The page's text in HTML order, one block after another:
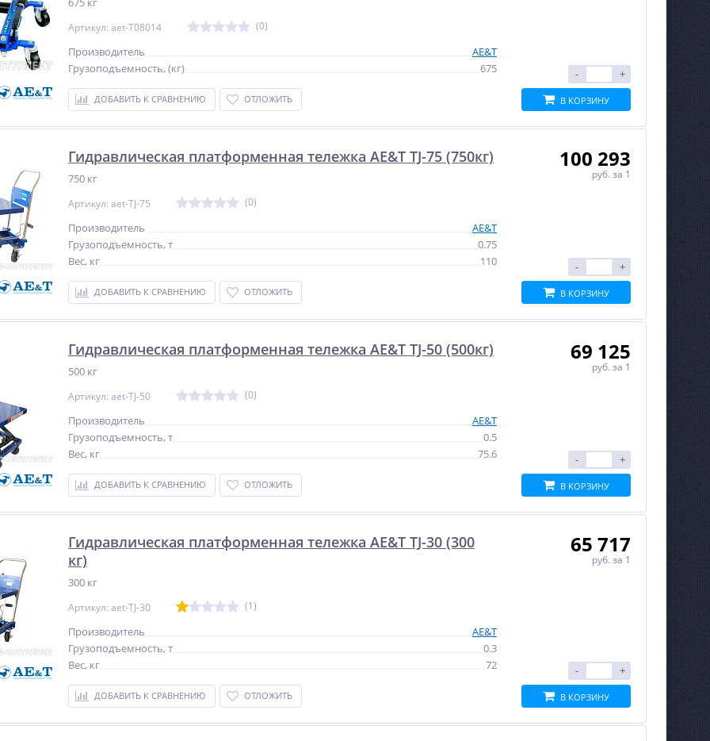
Артикул: aet-T08014 (0)
Производитель
AE&T
Грузоподъемность, (кг)
675
ДОБАВИТЬ К СРАВНЕНИЮ ОТЛОЖИТЬ
+
-
В КОРЗИНУ
Гидравлическая платформенная тележка AE&T TJ-75 (750кг)
750 кг
Артикул: aet-TJ-75 (0)
Производитель
AE&T
Грузоподъемность, т
0.75
Вес, кг
110
ДОБАВИТЬ К СРАВНЕНИЮ ОТЛОЖИТЬ
100 293
руб. за 1
+
-
В КОРЗИНУ
Гидравлическая платформенная тележка AE&T TJ-50 (500кг)
500 кг
Артикул: aet-TJ-50 (0)
Производитель
AE&T
Грузоподъемность, т
0.5
Вес, кг
75.6
ДОБАВИТЬ К СРАВНЕНИЮ ОТЛОЖИТЬ
69 125
руб. за 1
+
-
В КОРЗИНУ
Гидравлическая платформенная тележка AE&T TJ-30 (300
кг)
300 кг
Артикул: aet-TJ-30 (1)
Производитель
AE&T
Грузоподъемность, т
0.3
Вес, кг
72
ДОБАВИТЬ К СРАВНЕНИЮ ОТЛОЖИТЬ
65 717
руб. за 1
+
-
В КОРЗИНУ